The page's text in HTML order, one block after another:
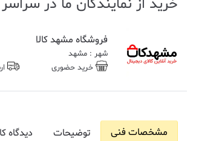
خرید از نمایندگان ما در
فروشگاه مشهد کالا
شهر : مشهد
خرید حضوری
مشخصات فنی توضیحات دیدگاه